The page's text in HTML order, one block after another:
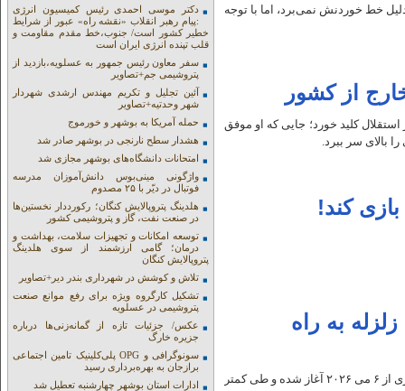
خط خوردنش نمی‌برد، اما با توجه
از کشور
کلید خورد؛ جایی که او موفق
بالای سر ببرد.
کند!
به راه
نوای جنوب:براساس گزارش رسانه‌های بین‌المللی، موج اصلی این پاکسازی از ۶ می ۲۰۲۶ آغاز شده و طی کمتر
دکتر موسی احمدی رئیس کمیسیون انرژی
:پیام رهبر انقلاب «نقشه راه» عبور از شرایط
خطیر کشور است/ جنوب،خط مقدم مقاومت و
قلب تپنده انرژی ایران است
سفر معاون رئیس جمهور به عسلویه،بازدید از
پتروشیمی جم+تصاویر
آئین تجلیل و تکریم مهندس ارشدی شهردار
شهر وحدتیه+تصاویر
حمله آمریکا به بوشهر و خورموج
هشدار سطح نارنجی در بوشهر صادر شد
امتحانات دانشگاه‌های بوشهر مجازی شد
واژگونی مینی‌بوس دانش‌آموزان مدرسه
فوتبال در دیّر با ۲۵ مصدوم
هلدینگ پتروپالایش کنگان؛ رکورددار نخستین‌ها
در صنعت نفت، گاز و پتروشیمی کشور
توسعه امکانات و تجهیزات سلامت، بهداشت و
درمان؛ گامی ارزشمند از سوی هلدینگ
پتروپالایش کنگان
تلاش و کوشش در شهرداری بندر دیر+تصاویر
تشکیل کارگروه ویژه برای رفع موانع صنعت
پتروشیمی در عسلویه
عکس/ جزئیات تازه از گمانه‌زنی‌ها درباره
جزیره خارگ
سونوگرافی و OPG پلی‌کلینیک تامین اجتماعی
برازجان به بهره‌برداری رسید
ادارات استان بوشهر چهارشنبه تعطیل شد